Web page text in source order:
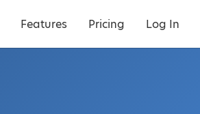
Features Pricing Log In